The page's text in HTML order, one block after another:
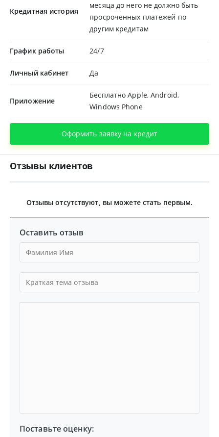
Кредитная история
месяца до него не должно быть
просроченных платежей по
другим кредитам
График работы 24/7
Личный кабинет Да
Приложение
Бесплатно Apple, Android,
Windows Phone
Оформить заявку на кредит
Отзывы клиентов
Отзывы отсутствуют, вы можете стать первым.
Оставить отзыв
Поставьте оценку: